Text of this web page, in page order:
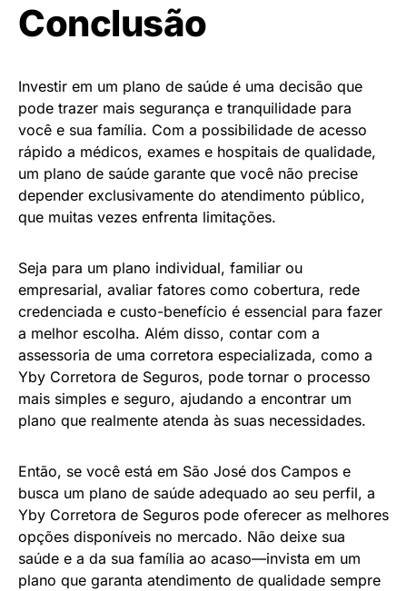
Conclusão
Investir em um plano de saúde é uma decisão que
pode trazer mais segurança e tranquilidade para
você e sua família. Com a possibilidade de acesso
rápido a médicos, exames e hospitais de qualidade,
um plano de saúde garante que você não precise
depender exclusivamente do atendimento público,
que muitas vezes enfrenta limitações.
Seja para um plano individual, familiar ou
empresarial, avaliar fatores como cobertura, rede
credenciada e custo-benefício é essencial para fazer
a melhor escolha. Além disso, contar com a
assessoria de uma corretora especializada, como a
Yby Corretora de Seguros, pode tornar o processo
mais simples e seguro, ajudando a encontrar um
plano que realmente atenda às suas necessidades.
Então, se você está em São José dos Campos e
busca um plano de saúde adequado ao seu perfil, a
Yby Corretora de Seguros pode oferecer as melhores
opções disponíveis no mercado. Não deixe sua
saúde e a da sua família ao acaso—invista em um
plano que garanta atendimento de qualidade sempre